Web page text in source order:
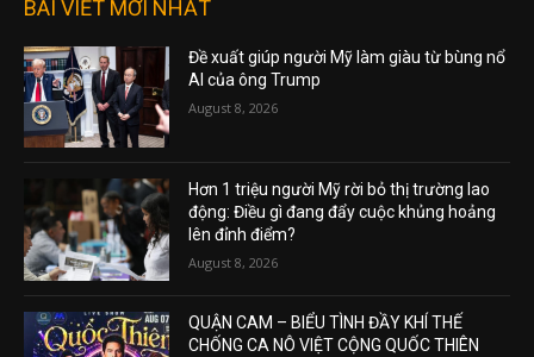
BÀI VIẾT MỚI NHẤT
Đề xuất giúp người Mỹ làm giàu từ bùng nổ
AI của ông Trump
August 8, 2026
Hơn 1 triệu người Mỹ rời bỏ thị trường lao
động: Điều gì đang đẩy cuộc khủng hoảng
lên đỉnh điểm?
August 8, 2026
QUẬN CAM – BIỂU TÌNH ĐẦY KHÍ THẾ
CHỐNG CA NÔ VIỆT CỘNG QUỐC THIÊN